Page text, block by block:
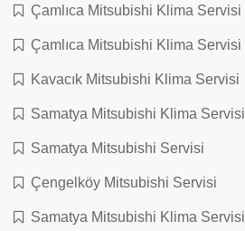
Çamlıca Mitsubishi Klima Servisi
Çamlıca Mitsubishi Klima Servisi
Kavacık Mitsubishi Klima Servisi
Samatya Mitsubishi Klima Servisi
Samatya Mitsubishi Servisi
Çengelköy Mitsubishi Servisi
Samatya Mitsubishi Klima Servisi